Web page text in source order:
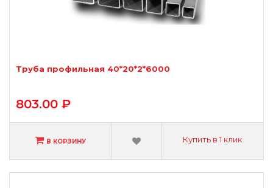
Труба профильная 40*20*2*6000
803.00 ₽
В КОРЗИНУ Купить в 1 клик